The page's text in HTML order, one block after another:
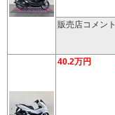
販売店コメント
40.2万円